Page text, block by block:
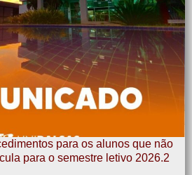
para os alunos que não
para o semestre letivo 2026.2